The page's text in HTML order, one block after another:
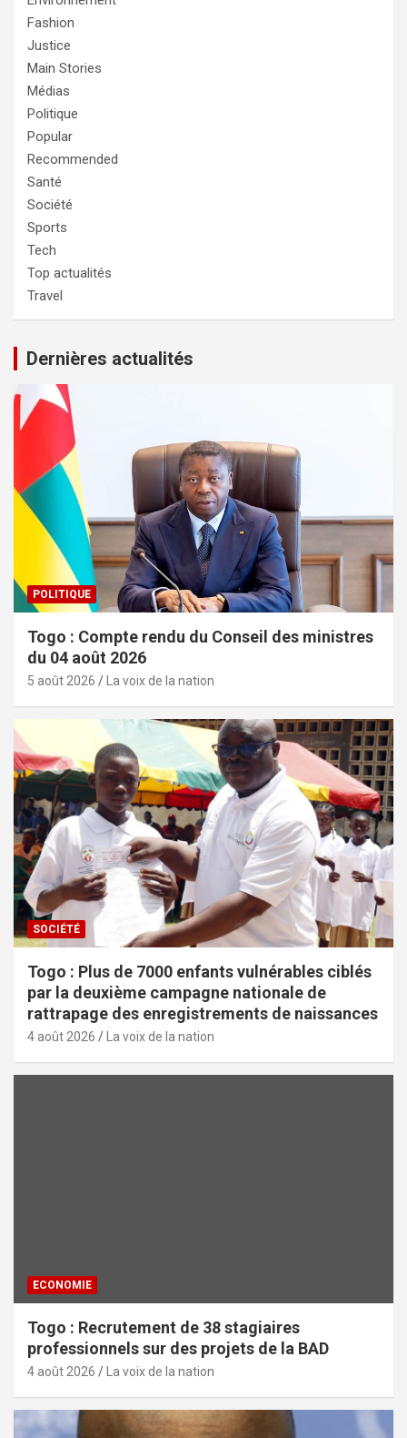
Fashion
Justice
Main Stories
Médias
Politique
Popular
Recommended
Santé
Société
Sports
Tech
Top actualités
Travel
Dernières actualités
POLITIQUE
Togo : Compte rendu du Conseil des ministres
du 04 août 2026
5 août 2026 La voix de la nation
SOCIÉTÉ
Togo : Plus de 7000 enfants vulnérables ciblés
par la deuxième campagne nationale de
rattrapage des enregistrements de naissances
4 août 2026 La voix de la nation
ECONOMIE
Togo : Recrutement de 38 stagiaires
professionnels sur des projets de la BAD
4 août 2026 La voix de la nation